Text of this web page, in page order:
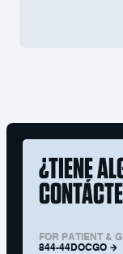
¿TIENE
FOR PATIENT &
844-44DOCGO